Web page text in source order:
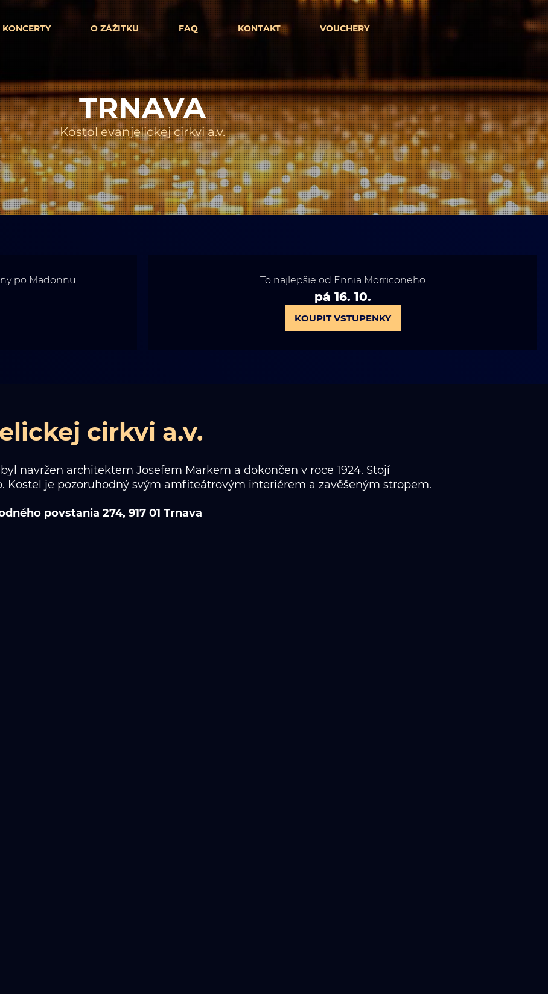
KONCERTY O ZÁŽITKU FAQ KONTAKT VOUCHERY
TRNAVA
Kostol evanjelickej cirkvi a.v.
po Madonnu To najlepšie od Ennia Morriconeho
pá 16. 10.
KOUPIT VSTUPENKY
cirkvi a.v.
navržen architektem Josefem Markem a dokončen v roce 1924. Stojí
Kostel je pozoruhodný svým amfiteátrovým interiérem a zavěšeným stropem.
povstania 274, 917 01 Trnava